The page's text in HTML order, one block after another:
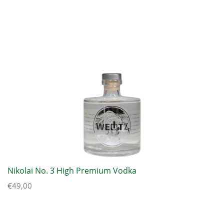
Nikolai No. 3 High Premium Vodka
€49,00